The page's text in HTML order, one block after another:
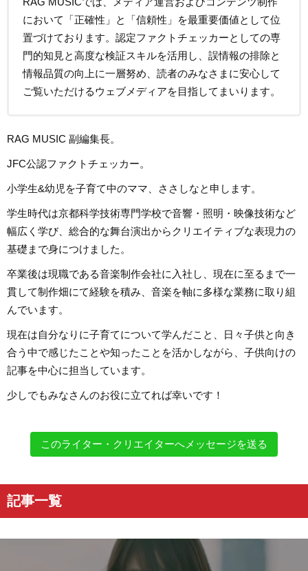
において「正確性」と「信頼性」を最重要価値として位
置づけております。認定ファクトチェッカーとしての専
門的知見と高度な検証スキルを活用し、誤情報の排除と
情報品質の向上に一層努め、読者のみなさまに安心して
ご覧いただけるウェブメディアを目指してまいります。
RAG MUSIC 副編集長。
JFC公認ファクトチェッカー。
小学生&幼児を子育て中のママ、ささしなと申します。
学生時代は京都科学技術専門学校で音響・照明・映像技術など
幅広く学び、総合的な舞台演出からクリエイティブな表現力の
基礎まで身につけました。
卒業後は現職である音楽制作会社に入社し、現在に至るまで一
貫して制作畑にて経験を積み、音楽を軸に多様な業務に取り組
んでいます。
現在は自分なりに子育てについて学んだこと、日々子供と向き
合う中で感じたことや知ったことを活かしながら、子供向けの
記事を中心に担当しています。
少しでもみなさんのお役に立てれば幸いです！
このライター・クリエイターへメッセージを送る
記事一覧